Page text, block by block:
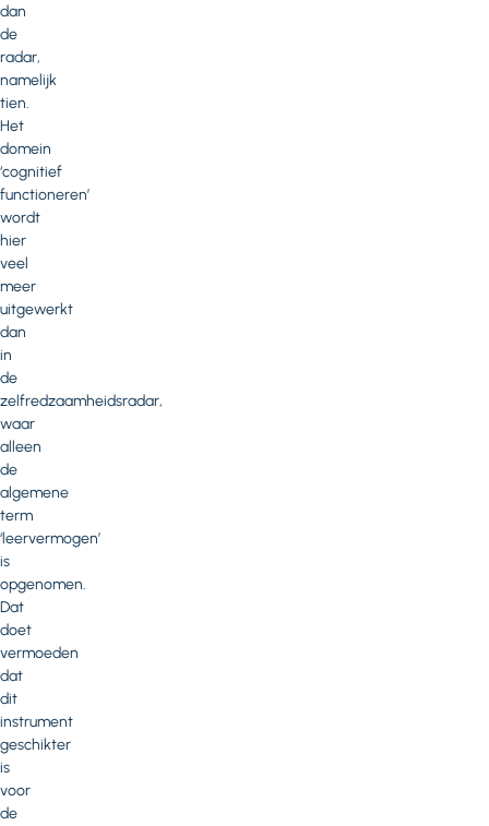
dan
de
radar,
namelijk
tien.
Het
domein
‘cognitief
functioneren’
wordt
hier
veel
meer
uitgewerkt
dan
in
de
zelfredzaamheidsradar,
waar
alleen
de
algemene
term
‘leervermogen’
is
opgenomen.
Dat
doet
vermoeden
dat
dit
instrument
geschikter
is
voor
de